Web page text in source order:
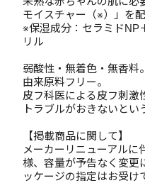
モイスチャー（※）」を配
※保湿成分：セラミドNP
リル
弱酸性・無着色・無香料
由来原料フリー。
皮フ科医による皮フ刺激
トラブルがおきないとい
【掲載商品に関して】
メーカーリニューアルに
様、容量が予告なく変更
ッケージの指定はお受け